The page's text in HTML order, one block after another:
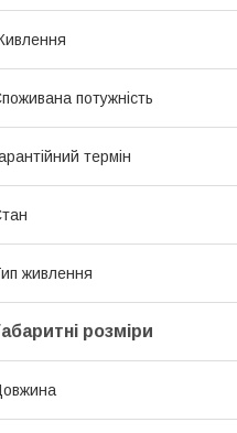
потужність
термін
живлення
розміри